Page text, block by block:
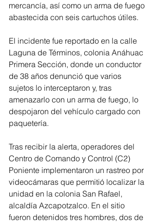
mercancía, así como un arma de fuego
abastecida con seis cartuchos útiles.
El incidente fue reportado en la calle
Laguna de Términos, colonia Anáhuac
Primera Sección, donde un conductor
de 38 años denunció que varios
sujetos lo interceptaron y, tras
amenazarlo con un arma de fuego, lo
despojaron del vehículo cargado con
paquetería.
Tras recibir la alerta, operadores del
Centro de Comando y Control (C2)
Poniente implementaron un rastreo por
videocámaras que permitió localizar la
unidad en la colonia San Rafael,
alcaldía Azcapotzalco. En el sitio
fueron detenidos tres hombres, dos de